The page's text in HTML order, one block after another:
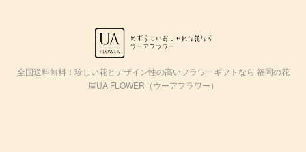
全国送料無料！珍しい花とデザイン性の高いフラワーギフトなら 福岡の花
屋UA FLOWER（ウーアフラワー）